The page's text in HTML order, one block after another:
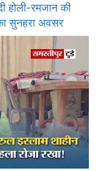
होली-रमजान की
सुनहरा अवसर